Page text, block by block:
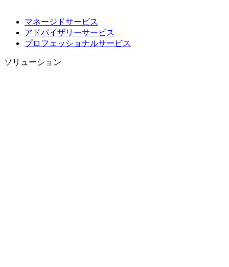
マネージドサービス
アドバイザリーサービス
プロフェッショナルサービス
ソリューション